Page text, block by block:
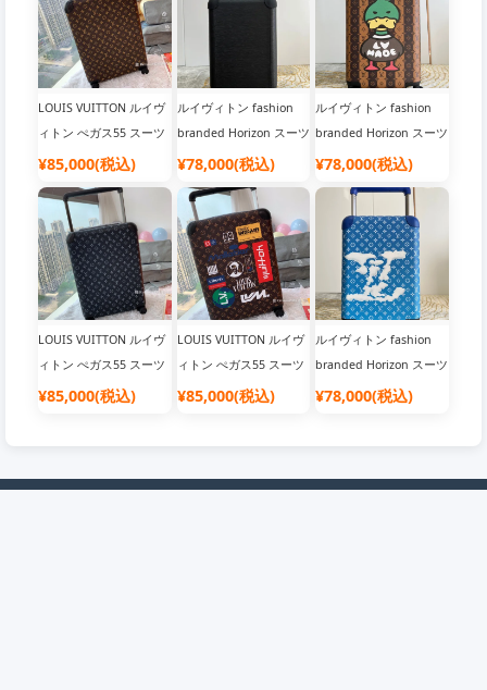
LOUIS VUITTON ルイヴ
ィトン ぺガス55 スーツ
ケース
¥85,000(税込)
ルイヴィトン fashion
branded Horizon スーツ
ケース Monogram
¥78,000(税込)
ルイヴィトン fashion
branded Horizon スーツ
ケース Monogram
¥78,000(税込)
LOUIS VUITTON ルイヴ
ィトン ぺガス55 スーツ
ケース
¥85,000(税込)
LOUIS VUITTON ルイヴ
ィトン ぺガス55 スーツ
ケース
¥85,000(税込)
ルイヴィトン fashion
branded Horizon スーツ
ケース Monogram
¥78,000(税込)